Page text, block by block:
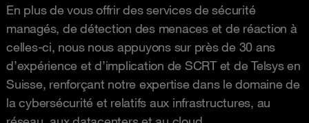
En plus de vous offrir des services de sécurité
managés, de détection des menaces et de réaction à
celles-ci, nous nous appuyons sur près de 30 ans
d’expérience et d’implication de SCRT et de Telsys en
Suisse, renforçant notre expertise dans le domaine de
la cybersécurité et relatifs aux infrastructures, au